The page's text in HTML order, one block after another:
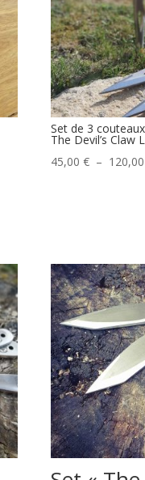
Set de 3
The Devil’s Claw
45,00€ –